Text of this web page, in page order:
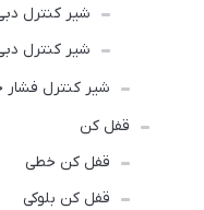
شیر کنترل
شیر کنترل
شیر کنترل
قفل کن
قفل کن خطی
قفل کن بلوکی